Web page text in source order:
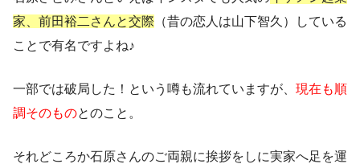
家、前田裕二さんと交際 （昔の恋人は山下智久）している
ことで有名ですよね♪
一部では破局した！という噂も流れていますが、 現在も順
調そのものとのこと。
それどころか石原さんのご両親に挨拶をしに実家へ足を運